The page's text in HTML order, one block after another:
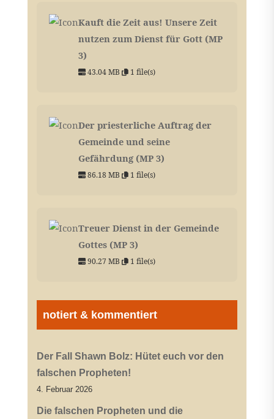
Kauft die Zeit aus! Unsere Zeit
nutzen zum Dienst für Gott (MP
3)
43.04 MB 1 file(s)
Der priesterliche Auftrag der
Gemeinde und seine
Gefährdung (MP 3)
86.18 MB 1 file(s)
Treuer Dienst in der Gemeinde
Gottes (MP 3)
90.27 MB 1 file(s)
notiert & kommentiert
Der Fall Shawn Bolz: Hütet euch vor den
falschen Propheten!
4. Februar 2026
Die falschen Propheten und die